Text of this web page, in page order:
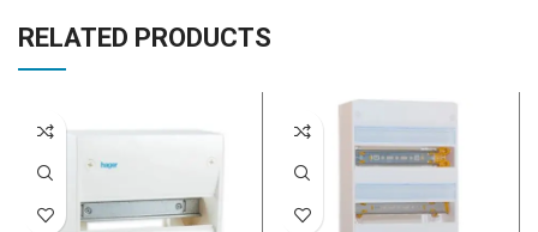
RELATED PRODUCTS